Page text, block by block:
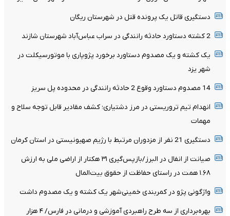
دستگیری قاتل یک پرونده قتل در شهرستان ریگان
2 کشته دستاورد حادثه رانندگی در سراب عباس‌آباد شهرستان شازند
یک کشته و یک مصدوم دستاورد برخورد پژوپاری با موتورسیکلت در
شهر یزد
14 مصدوم دستاورد وقوع 2 حادثه رانندگی در محدوده پل سریز
انهدام تیم تروریستی در مرز دشتیاری؛ کشف مقادیر قابل توجه سلاح و
مهمات
دستگیری 21 نفر از مزدوران مرتبط با رژیم صهیونیستی در استان کرمان
صیانت از انفال در البرز/بازپس‌گیری ۳۱ هکتار از اراضی ملی به ارزش
۱.۶۸ همت در راستای حفاظت از حقوق بیت‌المال
واژگونی پژو در کمربندی خمینی‌شهر یک کشته و یک مصدوم داشت
بهره‌برداری از سه طرح راهبردی آموزشی و درمانی در فارس/ ۴ هزار